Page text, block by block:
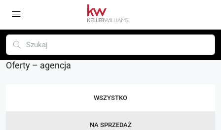
Oferty – agencja
WSZYSTKO
NA SPRZEDAŻ